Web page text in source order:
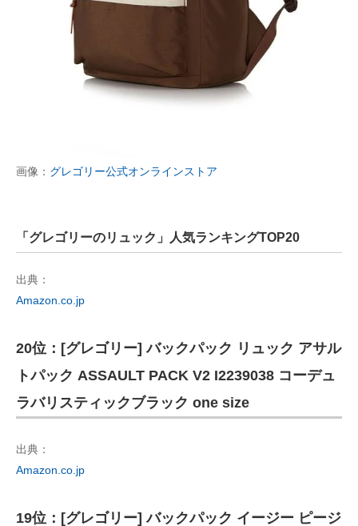
画像： グレゴリー公式オンラインストア
「グレゴリーのリュック」人気ランキングTOP20
出典：
Amazon.co.jp
20位：[グレゴリー] バックパック リュック アサル
トパック ASSAULT PACK V2 I2239038 コーデュ
ラバリスティックブラック one size
出典：
Amazon.co.jp
19位：[グレゴリー] バックパック イージー ピージ